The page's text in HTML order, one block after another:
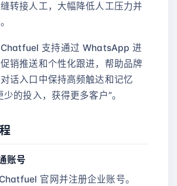
转接人工，大幅降低人工压力并
支持通过 WhatsApp 进
销推送和个性化跟进，帮助品牌
话入口中保持高频触达和记忆
少的投入，获得更多客户”。
账号
官网并注册企业账号。